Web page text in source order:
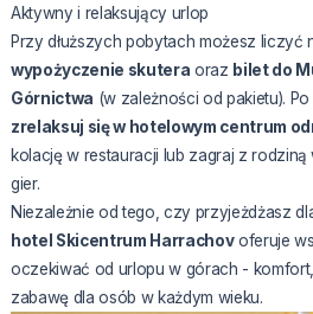
Aktywny i relaksujący urlop
Przy dłuższych pobytach możesz liczyć
wypożyczenie skutera oraz bilet do
Górnictwa (w zależności od pakietu).
zrelaksuj się w hotelowym centrum
kolację w restauracji lub zagraj z
gier.
Niezależnie od tego, czy przyjeżdżasz
hotel Skicentrum Harrachovoferuje
oczekiwać od urlopu w górach -
zabawę dla osób w każdym wieku.